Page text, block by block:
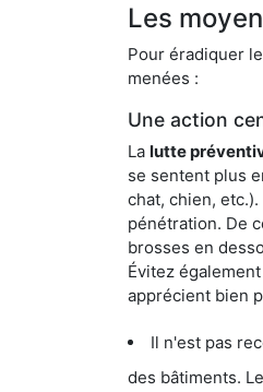
Les
Pour éradiquer
menées :
Une action
La lutte
se sentent plus
chat, chien,
pénétration. De
brosses en
Évitez
apprécient bien
Il n'est pas
des bâtiments. Le